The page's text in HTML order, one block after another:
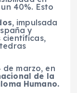
40%. Esto
, impulsada
y
científicas,
de marzo, en
de la
Humano.